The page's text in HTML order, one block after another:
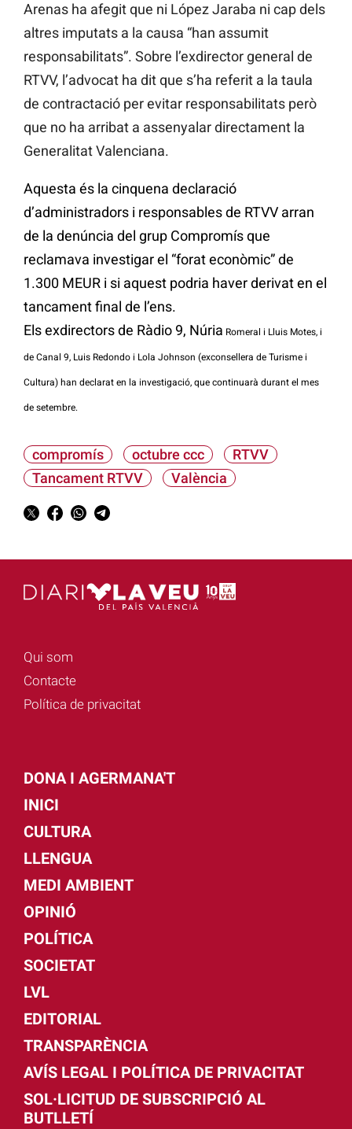
Arenas ha afegit que ni López Jaraba ni cap dels
altres imputats a la causa “han assumit
responsabilitats”. Sobre l’exdirector general de
RTVV, l’advocat ha dit que s’ha referit a la taula
de contractació per evitar responsabilitats però
que no ha arribat a assenyalar directament la
Generalitat Valenciana.
Aquesta és la cinquena declaració
d’administradors i responsables de RTVV arran
de la denúncia del grup Compromís que
reclamava investigar el “forat econòmic” de
1.300 MEUR i si aquest podria haver derivat en el
tancament final de l’ens.
Els exdirectors de Ràdio 9, Núria Romeral i Lluis Motes, i
de Canal 9, Luis Redondo i Lola Johnson (exconsellera de Turisme i
Cultura) han declarat en la investigació, que continuarà durant el mes
de setembre.
compromís octubre ccc
RTVV
Tancament RTVV
València
Qui som
Contacte
Política de privacitat
DONA I AGERMANA'T
INICI
CULTURA
LLENGUA
MEDI AMBIENT
OPINIÓ
POLÍTICA
SOCIETAT
LVL
EDITORIAL
TRANSPARÈNCIA
AVÍS LEGAL I POLÍTICA DE PRIVACITAT
SOL·LICITUD DE SUBSCRIPCIÓ AL
BUTLLETÍ